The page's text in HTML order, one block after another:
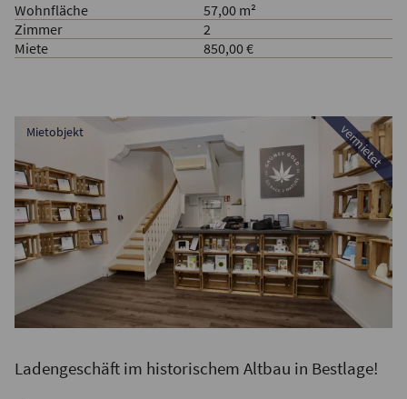
Wohnfläche
57,00 m²
Zimmer
2
Miete
850,00 €
Ladengeschäft im historischem Altbau in Bestlage!
Mietobjekt vermietet